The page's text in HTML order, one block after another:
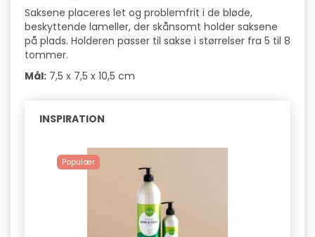
Saksene placeres let og problemfrit i de bløde,
beskyttende lameller, der skånsomt holder saksene
på plads. Holderen passer til sakse i størrelser fra 5 til 8
tommer.
Mål: 7,5 x 7,5 x 10,5 cm
INSPIRATION
Populær